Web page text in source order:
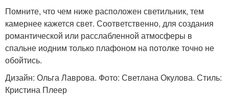
Помните, что чем ниже расположен светильник, тем
камернее кажется свет. Соответственно, для создания
романтической или расслабленной атмосферы в
спальне иодним только плафоном на потолке точно не
обойтись.
Дизайн: Ольга Лаврова. Фото: Светлана Окулова. Стиль:
Кристина Плеер